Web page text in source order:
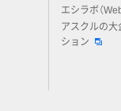
エシラボ（
アスクルの大
ション